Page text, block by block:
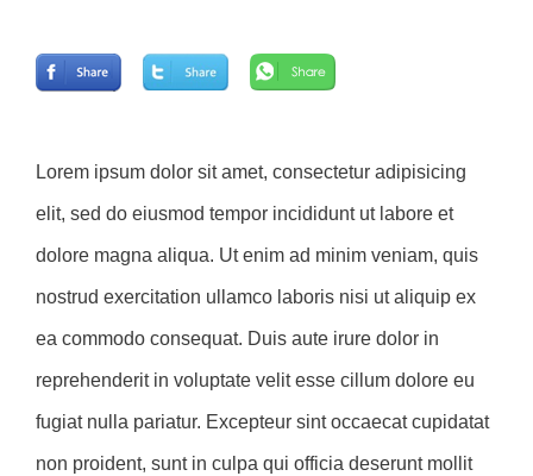
Lorem ipsum dolor sit amet, consectetur adipisicing
elit, sed do eiusmod tempor incididunt ut labore et
dolore magna aliqua. Ut enim ad minim veniam, quis
nostrud exercitation ullamco laboris nisi ut aliquip ex
ea commodo consequat. Duis aute irure dolor in
reprehenderit in voluptate velit esse cillum dolore eu
fugiat nulla pariatur. Excepteur sint occaecat cupidatat
non proident, sunt in culpa qui officia deserunt mollit